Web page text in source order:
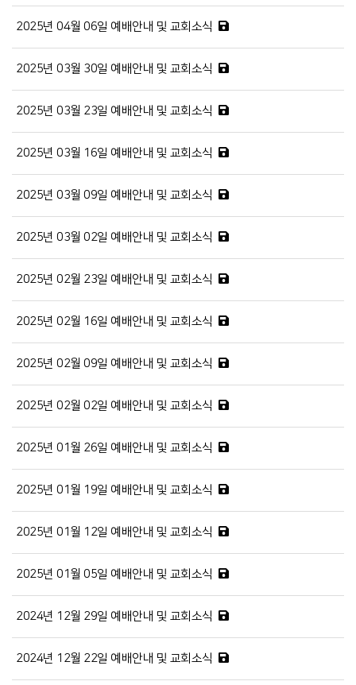
2025년 04월 06일 예배안내 및 교회소식
2025년 03월 30일 예배안내 및 교회소식
2025년 03월 23일 예배안내 및 교회소식
2025년 03월 16일 예배안내 및 교회소식
2025년 03월 09일 예배안내 및 교회소식
2025년 03월 02일 예배안내 및 교회소식
2025년 02월 23일 예배안내 및 교회소식
2025년 02월 16일 예배안내 및 교회소식
2025년 02월 09일 예배안내 및 교회소식
2025년 02월 02일 예배안내 및 교회소식
2025년 01월 26일 예배안내 및 교회소식
2025년 01월 19일 예배안내 및 교회소식
2025년 01월 12일 예배안내 및 교회소식
2025년 01월 05일 예배안내 및 교회소식
2024년 12월 29일 예배안내 및 교회소식
2024년 12월 22일 예배안내 및 교회소식